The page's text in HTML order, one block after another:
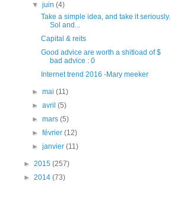
▼juin(4)
Take a simple idea, and take it seriously.
Sol and...
Capital & reits
Good advice are worth a shitload of $
bad advice : 0
Internet trend 2016 -Mary meeker
►mai(11)
►avril(5)
►mars(5)
►février(12)
►janvier(11)
► 2015 (257)
► 2014 (73)